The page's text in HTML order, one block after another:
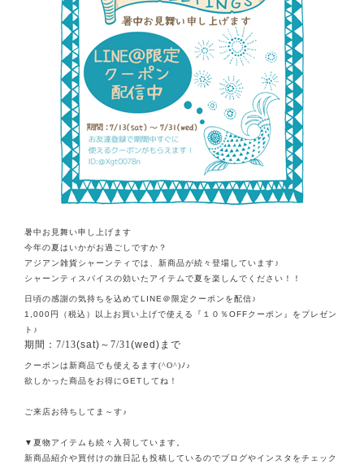
暑中お見舞い申し上げます
今年の夏はいかがお過ごしですか？
アジアン雑貨シャーンティでは、新商品が続々登場しています♪
シャーンティスパイスの効いたアイテムで夏を楽しんでください！！
日頃の感謝の気持ちを込めてLINE＠限定クーポンを配信♪
1,000円（税込）以上お買い上げで使える『１０％OFFクーポン』をプレゼン
ト♪
期間：7/13(sat) ～7/31(wed) まで
クーポンは新商品でも使えるます(^O^)ﾉ♪
欲しかった商品をお得にGET してね！
ご来店お待ちしてま～す♪
▼夏物アイテムも続々入荷しています。
新商品紹介や買付けの旅日記も投稿しているのでブログやインスタをチェック